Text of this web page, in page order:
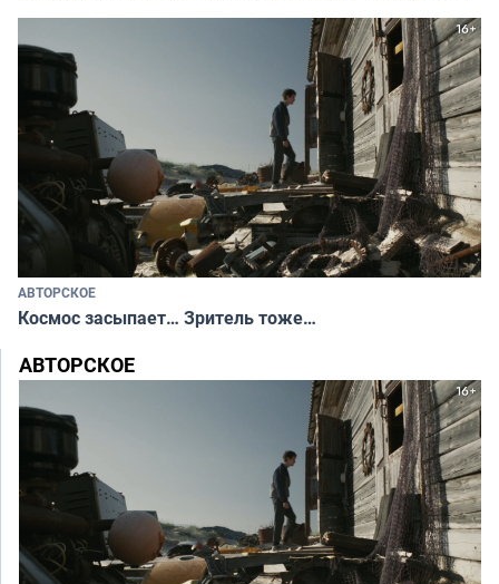
АВТОРСКОЕ
Космос засыпает… Зритель тоже…
АВТОРСКОЕ